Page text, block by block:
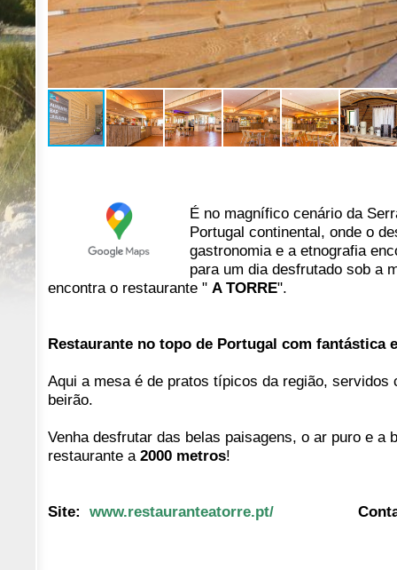
É no magnífico cenário da
Portugal continental, onde o
gastronomia e a etnografia
para um dia desfrutado sob a
encontra o restaurante " A TORRE".
Restaurante no topo de Portugal com fantástica
Aqui a mesa é de pratos típicos da região, servidos
beirão.
Venha desfrutar das belas paisagens, o ar puro e a
restaurante a 2000 metros!
Site: www.restauranteatorre.pt/